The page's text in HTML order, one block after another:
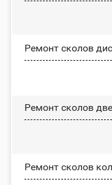
Ремонт сколов
Ремонт сколов
Ремонт сколов